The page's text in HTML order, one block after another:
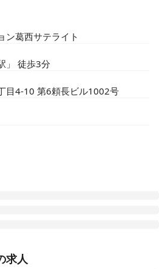
ン葛西サテライト
」 徒歩3分
目4-10 第6頼長ビル1002号
求人